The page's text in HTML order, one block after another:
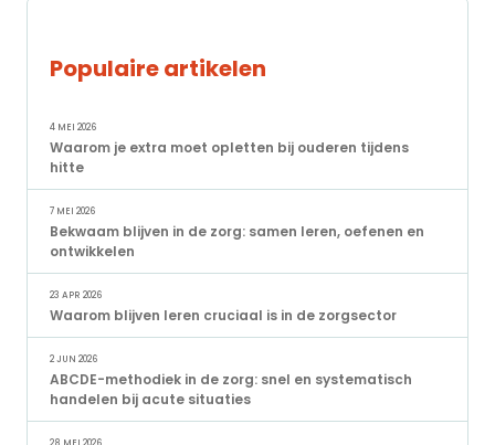
Populaire artikelen
Waarom je extra moet opletten bij ouderen tijdens
hitte
4 MEI 2026
Bekwaam blijven in de zorg: samen leren, oefenen en
ontwikkelen
7 MEI 2026
Waarom blijven leren cruciaal is in de zorgsector
23 APR 2026
ABCDE-methodiek in de zorg: snel en systematisch
handelen bij acute situaties
2 JUN 2026